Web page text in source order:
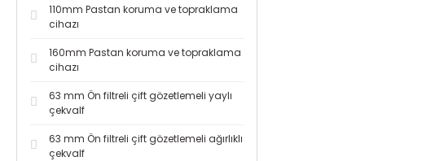
110mm Pastan koruma ve topraklama
cihazı
160mm Pastan koruma ve topraklama
cihazı
63 mm Ön filtreli çift gözetlemeli yaylı
çekvalf
63 mm Ön filtreli çift gözetlemeli ağırlıklı
çekvalf